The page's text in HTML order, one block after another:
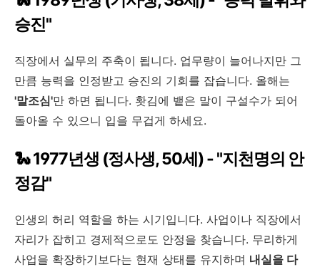
승진"
직장에서 실무의 주축이 됩니다. 업무량이 늘어나지만 그
만큼 능력을 인정받고 승진의 기회를 잡습니다. 올해는
'말조심'만 하면 됩니다. 홧김에 뱉은 말이 구설수가 되어
돌아올 수 있으니 입을 무겁게 하세요.
🐍 1977년생 (정사생, 50세) - "지천명의 안
정감"
인생의 허리 역할을 하는 시기입니다. 사업이나 직장에서
자리가 잡히고 경제적으로도 안정을 찾습니다. 무리하게
사업을 확장하기보다는 현재 상태를 유지하며 내실을 다